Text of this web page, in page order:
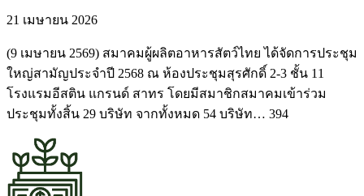
21 เมษายน 2026
(9 เมษายน 2569) สมาคมผู้ผลิตอาหารสัตว์ไทย ได้จัดการประชุม
ใหญ่สามัญประจำปี 2568 ณ ห้องประชุมสุรศักดิ์ 2-3 ชั้น 11
โรงแรมอีสติน แกรนด์ สาทร โดยมีสมาชิกสมาคมเข้าร่วม
ประชุมทั้งสิ้น 29 บริษัท จากทั้งหมด 54 บริษัท… 394